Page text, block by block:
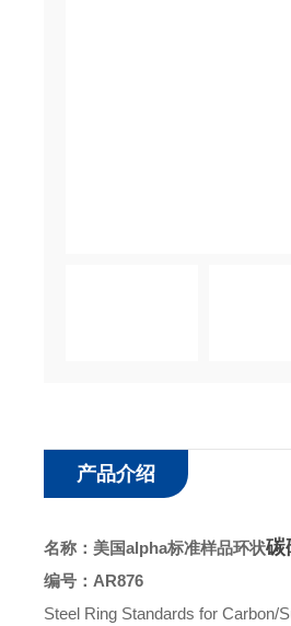
产品介绍
名称： 美国alpha标准样品环状碳
编号： AR876
Steel Ring Standards for Carbon/